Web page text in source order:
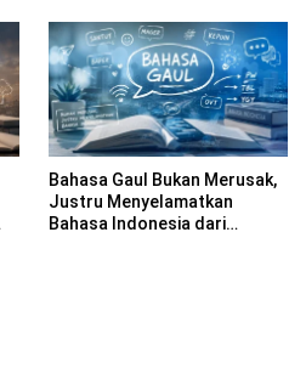
Bahasa Gaul Bukan Merusak,
Justru Menyelamatkan
Bahasa Indonesia dari